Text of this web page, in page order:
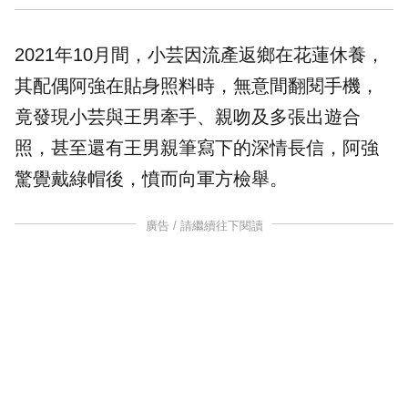
2021年10月間，小芸因流產返鄉在花蓮休養，
其配偶阿強在貼身照料時，無意間翻閱手機，
竟發現小芸與王男牽手、親吻及多張出遊合
照，甚至還有王男親筆寫下的深情長信，阿強
驚覺戴綠帽後，憤而向軍方檢舉。
廣告 / 請繼續往下閱讀